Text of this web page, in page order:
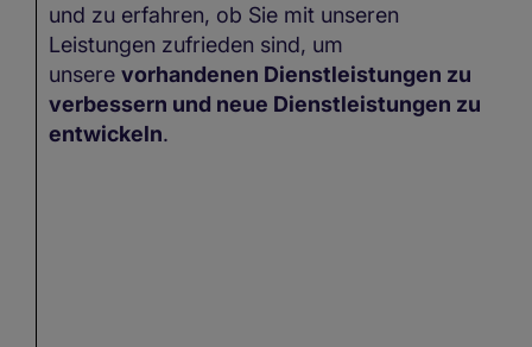
und zu erfahren, ob Sie mit unseren
Leistungen zufrieden sind, um
unsere vorhandenen Dienstleistungen zu
verbessern und neue Dienstleistungen zu
entwickeln.